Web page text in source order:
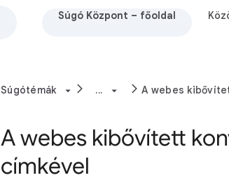
Súgó Központ – főoldal
Súgótémák ... A webes
A webes kibővített
címkével